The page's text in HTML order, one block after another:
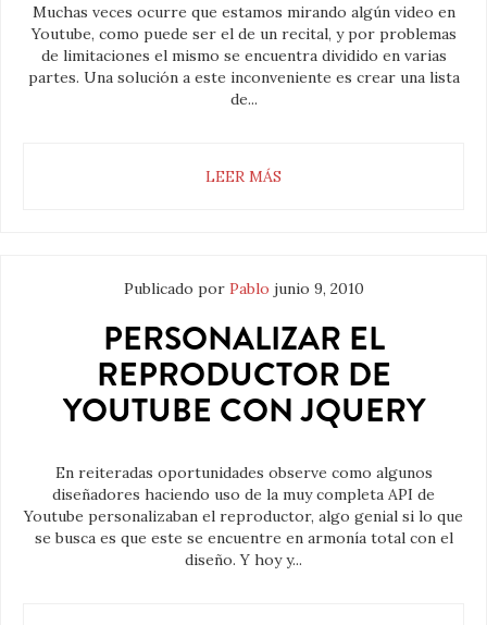
Muchas veces ocurre que estamos mirando algún video en
Youtube, como puede ser el de un recital, y por problemas
de limitaciones el mismo se encuentra dividido en varias
partes. Una solución a este inconveniente es crear una lista
de...
LEER MÁS
Publicado por Pablo junio 9, 2010
PERSONALIZAR EL
REPRODUCTOR DE
YOUTUBE CON JQUERY
En reiteradas oportunidades observe como algunos
diseñadores haciendo uso de la muy completa API de
Youtube personalizaban el reproductor, algo genial si lo que
se busca es que este se encuentre en armonía total con el
diseño. Y hoy y...